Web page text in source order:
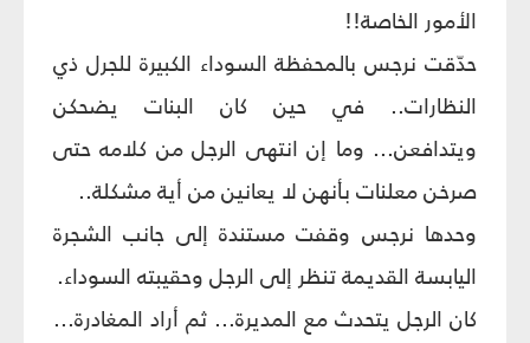
الأمور الخاصة!!
حدّقت نرجس بالمحفظة السوداء الكبيرة للجرل ذي
النظارات.. في حين كان البنات يضحكن
ويتدافعن... وما إن انتهى الرجل من كلامه حتى
صرخن معلنات بأنهن لا يعانين من أية مشكلة..
وحدها نرجس وقفت مستندة إلى جانب الشجرة
اليابسة القديمة تنظر إلى الرجل وحقيبته السوداء.
كان الرجل يتحدث مع المديرة... ثم أراد المغادرة...